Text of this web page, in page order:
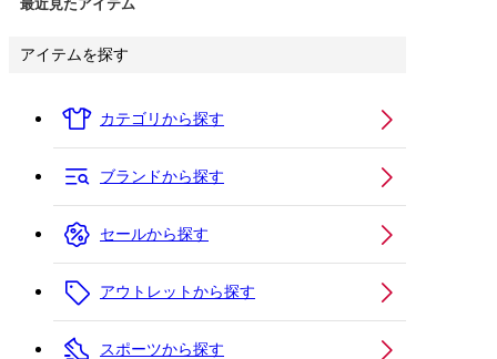
最近見たアイテム
アイテムを探す
カテゴリから探す
ブランドから探す
セールから探す
アウトレットから探す
スポーツから探す